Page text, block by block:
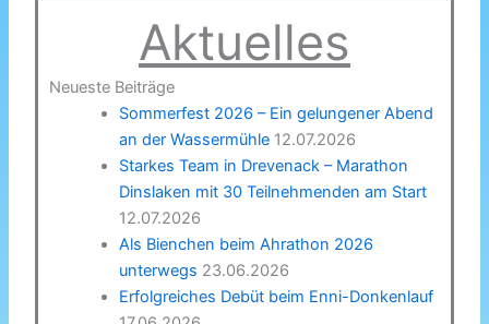
Aktuelles
Neueste Beiträge
Sommerfest 2026 – Ein gelungener Abend
an der Wassermühle 12.07.2026
Starkes Team in Drevenack – Marathon
Dinslaken mit 30 Teilnehmenden am Start
12.07.2026
Als Bienchen beim Ahrathon 2026
unterwegs 23.06.2026
Erfolgreiches Debüt beim Enni-Donkenlauf